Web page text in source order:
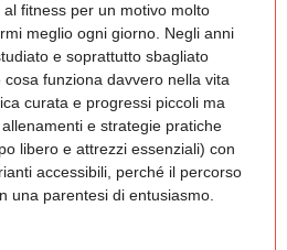
fitness per un motivo molto
meglio ogni giorno. Negli anni
e soprattutto sbagliato
funziona davvero nella vita
curata e progressi piccoli ma
e strategie pratiche
libero e attrezzi essenziali) con
accessibili, perché il percorso
una parentesi di entusiasmo.